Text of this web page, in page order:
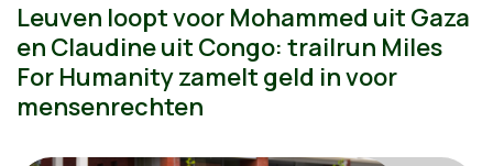
Leuven loopt voor Mohammed uit Gaza
en Claudine uit Congo: trailrun Miles
For Humanity zamelt geld in voor
mensenrechten